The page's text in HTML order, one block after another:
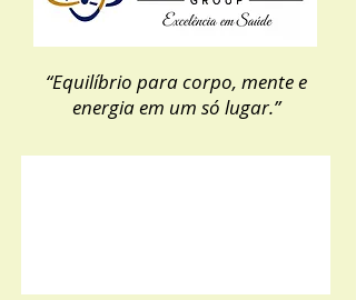
“Equilíbrio para corpo, mente e
energia em um só lugar.”